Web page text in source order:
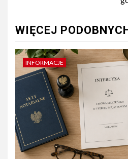
WIĘCEJ
INFORMACJE